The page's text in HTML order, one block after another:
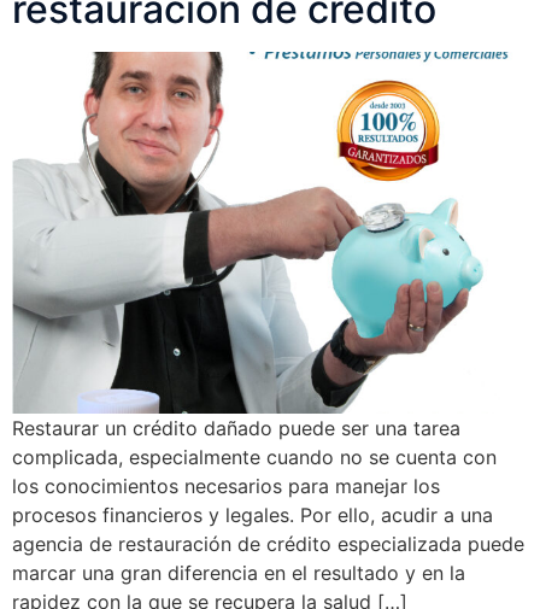
Restaurar un crédito dañado puede ser una tarea
complicada, especialmente cuando no se cuenta con
los conocimientos necesarios para manejar los
procesos financieros y legales. Por ello, acudir a una
agencia de restauración de crédito especializada puede
marcar una gran diferencia en el resultado y en la
rapidez con la que se recupera la salud […]